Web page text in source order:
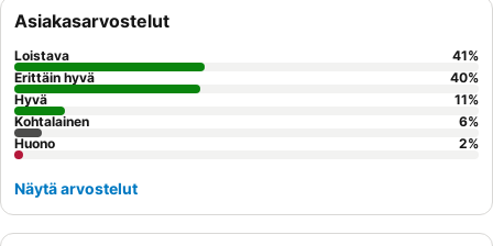
heidän huomaavaisesta palvelustaan. Todella rentouttavan
kokemuksen saamiseksi harkitse huoneen varaamista
saunalla
Asiakasarvostelut
Loistava 41%
Erittäin hyvä
40%
Hyvä
11%
Kohtalainen
6%
Huono
2%
Näytä arvostelut